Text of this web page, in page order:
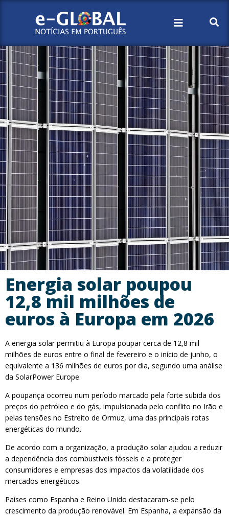
Energia solar poupou
12,8 mil milhões de
euros à Europa em 2026
A energia solar permitiu à Europa poupar cerca de 12,8 mil
milhões de euros entre o final de fevereiro e o início de junho, o
equivalente a 136 milhões de euros por dia, segundo uma análise
da SolarPower Europe.
A poupança ocorreu num período marcado pela forte subida dos
preços do petróleo e do gás, impulsionada pelo conflito no Irão e
pelas tensões no Estreito de Ormuz, uma das principais rotas
energéticas do mundo.
De acordo com a organização, a produção solar ajudou a reduzir
a dependência dos combustíveis fósseis e a proteger
consumidores e empresas dos impactos da volatilidade dos
mercados energéticos.
Países como Espanha e Reino Unido destacaram-se pelo
crescimento da produção renovável. Em Espanha, a expansão da